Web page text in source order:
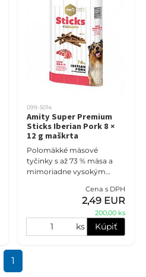
099-5014
Amity Super Premium
Sticks Iberian Pork 8 ×
12 g maškrta
Polomäkké mäsové
tyčinky s až 73 % mäsa a
mimoriadne vysokým
Serrano šunky (53 %).
Hypoalergénna receptúra
bez lepku s nízkym obsah
Cena s DPH
2,49 EUR
200,00 ks
ks Kúpiť
1